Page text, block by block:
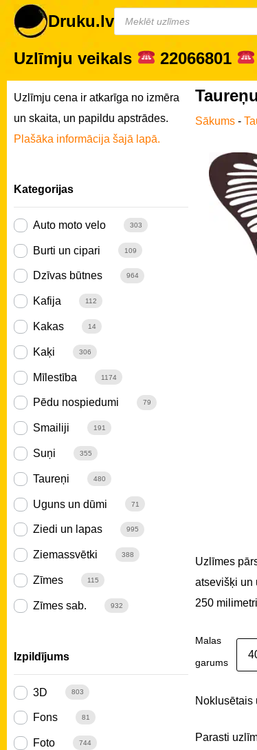
Druku.lv
Uzlīmju veikals 22066801
Uzlīmju cena ir atkarīga no izmēra
un skaita, un papildu apstrādes.
Plašāka informācija šajā lapā.
Kategorijas
Auto moto velo 303
Burti un cipari 109
Dzīvas būtnes 964
Kafija 112
Kakas 14
Kaķi 306
Mīlestība 1174
Pēdu nospiedumi 79
Smailiji 191
Suņi 355
Taureņi 480
Uguns un dūmi 71
Ziedi un lapas 995
Ziemassvētki 388
Zīmes 115
Zīmes sab. 932
Izpildījums
3D 803
Fons 81
Foto 744
Sākums-
Uzlīmes
atsevišķi un
250
Malas
garums
Noklusētais
Parasti